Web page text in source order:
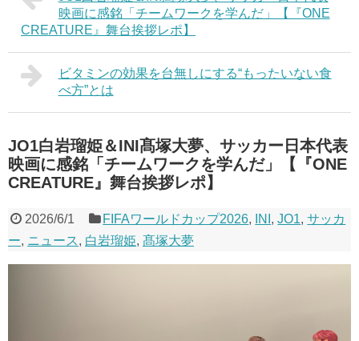
映画に感銘「チームワークを学んだ」【『ONE
CREATURE』舞台挨拶レポ】
ビタミンの効果を台無しにする“もったいない食
べ方”とは
JO1白岩瑠姫＆INI髙塚大夢、サッカー日本代表
映画に感銘「チームワークを学んだ」【『ONE
CREATURE』舞台挨拶レポ】
2026/6/1 FIFAワールドカップ2026, INI ,JO1,サッカ
ー, ニュース, 白岩瑠姫, 髙塚大夢